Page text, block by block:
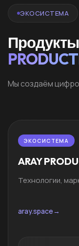
ЭКОСИСТЕМА
Продукты
Мы создаём
ЭКОСИСТЕМА
ARAY
Технологии,
aray.space→